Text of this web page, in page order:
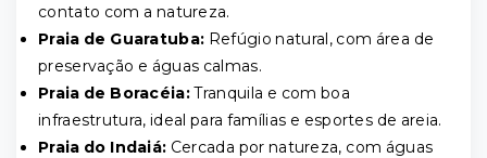
contato com a natureza.
Praia de Guaratuba: Refúgio natural, com área de
preservação e águas calmas.
Praia de Boracéia:Tranquila e com boa
infraestrutura, ideal para famílias e esportes de areia.
Praia do Indaiá: Cercada por natureza, com águas